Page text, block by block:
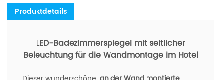
Produktdetails
LED-Badezimmerspiegel mit seitlicher
Beleuchtung für die Wandmontage im Hotel